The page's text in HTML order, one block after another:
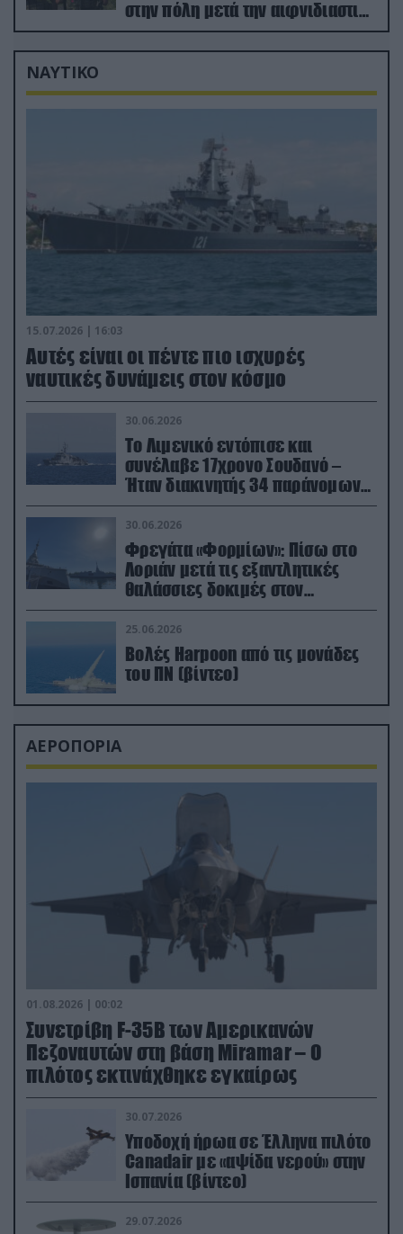
στην πόλη μετά την αιφνιδιαστική
προώθηση των Ρώσων (βίντεο)
ΝΑΥΤΙΚΟ
15.07.2026 | 16:03
Aυτές είναι οι πέντε πιο ισχυρές
ναυτικές δυνάμεις στον κόσμο
30.06.2026
Το Λιμενικό εντόπισε και
συνέλαβε 17χρονο Σουδανό –
Ήταν διακινητής 34 παράνομων
μεταναστών
30.06.2026
Φρεγάτα «Φορμίων»: Πίσω στο
Λοριάν μετά τις εξαντλητικές
θαλάσσιες δοκιμές στον
απαιτητικό Βισκαϊκό
25.06.2026
Βολές Harpoon από τις μονάδες
του ΠΝ (βίντεο)
ΑΕΡΟΠΟΡΙΑ
01.08.2026 | 00:02
Συνετρίβη F-35B των Αμερικανών
Πεζοναυτών στη βάση Miramar – Ο
πιλότος εκτινάχθηκε εγκαίρως
30.07.2026
Υποδοχή ήρωα σε Έλληνα πιλότο
Canadair με «αψίδα νερού» στην
Ισπανία (βίντεο)
29.07.2026